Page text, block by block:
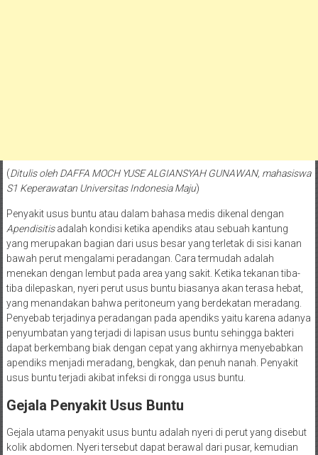
(Ditulis oleh DAFFA MOCH YUSE ALGIANSYAH GUNAWAN, mahasiswa
S1 Keperawatan Universitas Indonesia Maju)
Penyakit usus buntu atau dalam bahasa medis dikenal dengan
Apendisitisadalah kondisi ketika apendiks atau sebuah kantung
yang merupakan bagian dari usus besar yang terletak di sisi kanan
bawah perut mengalami peradangan. Cara termudah adalah
menekan dengan lembut pada area yang sakit. Ketika tekanan tiba-
tiba dilepaskan, nyeri perut usus buntu biasanya akan terasa hebat,
yang menandakan bahwa peritoneum yang berdekatan meradang.
Penyebab terjadinya peradangan pada apendiks yaitu karena adanya
penyumbatan yang terjadi di lapisan usus buntu sehingga bakteri
dapat berkembang biak dengan cepat yang akhirnya menyebabkan
apendiks menjadi meradang, bengkak, dan penuh nanah. Penyakit
usus buntu terjadi akibat infeksi di rongga usus buntu.
Gejala Penyakit Usus Buntu
Gejala utama penyakit usus buntu adalah nyeri di perut yang disebut
kolik abdomen. Nyeri tersebut dapat berawal dari pusar, kemudian